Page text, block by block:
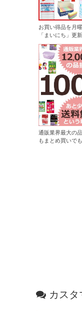
お買い得品を月
「まいにち」更
通販業界最大の
もまとめ買いで
カスタ